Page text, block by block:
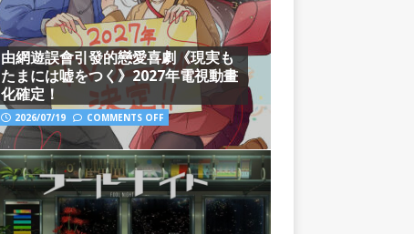
由網遊誤會引發的戀愛喜劇《現実も
たまには嘘をつく》2027年電視動畫
化確定！
2026/07/19 COMMENTS OFF